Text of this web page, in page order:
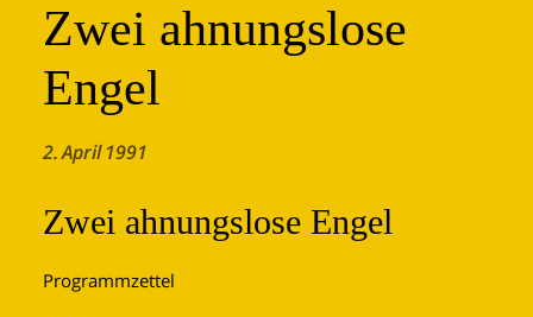
Zwei ahnungslose
Engel
2. April 1991
Zwei ahnungslose Engel
Programmzettel